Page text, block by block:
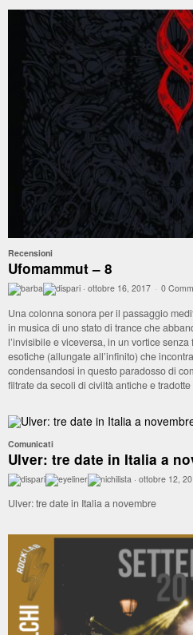
Recensioni
Ufomammut – 8
· ottobre 16, 2017 · 0
Una colonna sonora per il passaggio
in musica di uno stato di trance che
l’invisibile e viceversa, in un vortice
esotiche (allungate all’infinito) che
condensandosi in questo paradosso di
filtrate da secoli di civiltà antiche e
Comunicati
Ulver: tre date in Italia a
· ottobre 12,
Ulver: tre date in Italia a novembre